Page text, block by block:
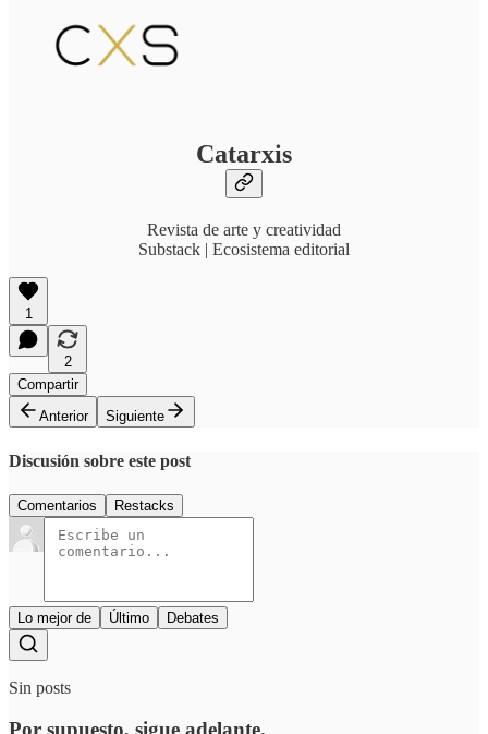
Catarxis
Revista de arte y creatividad
Substack | Ecosistema editorial
1
2
Compartir
Anterior
Siguiente
Discusión sobre este post
Comentarios Restacks
Lo mejor de Último Debates
Sin posts